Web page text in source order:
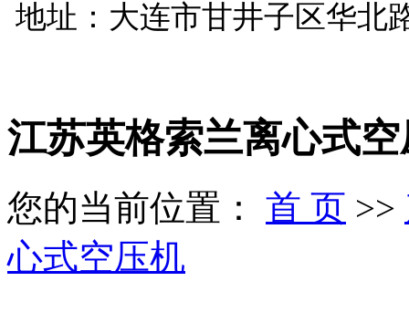
地址：大连市甘井子区华北
江苏英格索兰离心式
您的当前位置： 首 页 >>
心式空压机